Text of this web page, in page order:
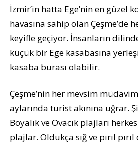
İzmir’in hatta Ege’nin en güzel
havasına sahip olan Çeşme’de
keyifle geçiyor. İnsanların
küçük bir Ege kasabasına
kasaba burası olabilir.
Çeşme’nin her mevsim
aylarında turist akınına uğrar.
Boyalık ve Ovacık plajları
plajlar. Oldukça sığ ve pırıl